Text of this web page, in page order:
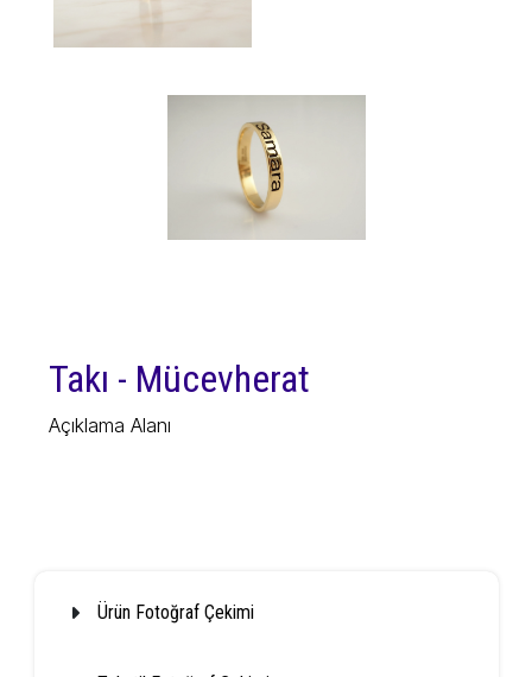
Ürün Fotoğraf Çekimi
Takı - Mücevherat
Açıklama Alanı